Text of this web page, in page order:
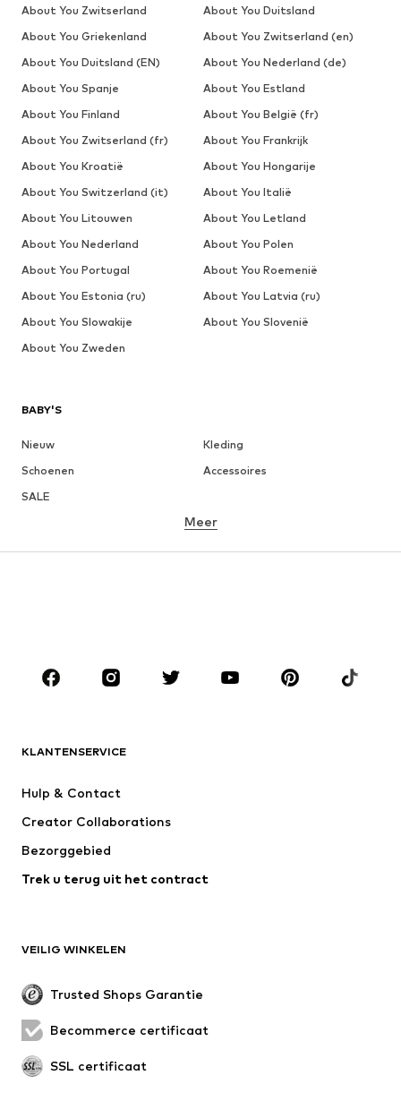
BABY'S
Nieuw
Kleding
Schoenen
Accessoires
SALE
MERKEN
NAME IT
Nike Sportswear
Meer
KLANTENSERVICE
Hulp & Contact
Creator Collaborations
Bezorggebied
Trek u terug uit het contract
VEILIG WINKELEN
Trusted Shops Garantie
Becommerce certificaat
SSL certificaat
About You Zwitserland
About You Duitsland
About You Griekenland
About You Zwitserland (en)
About You Duitsland (EN)
About You Nederland (de)
About You Spanje
About You Estland
About You Finland
About You België (fr)
About You Zwitserland (fr)
About You Frankrijk
About You Kroatië
About You Hongarije
About You Switzerland (it)
About You Italië
About You Litouwen
About You Letland
About You Nederland
About You Polen
About You Portugal
About You Roemenië
About You Estonia (ru)
About You Latvia (ru)
About You Slowakije
About You Slovenië
About You Zweden